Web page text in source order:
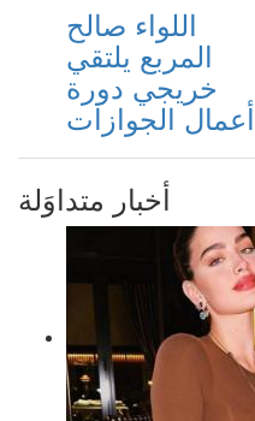
اللواء صالح
المربع يلتقي
خريجي دورة
أعمال الجوازات
أخبار متداوَلة